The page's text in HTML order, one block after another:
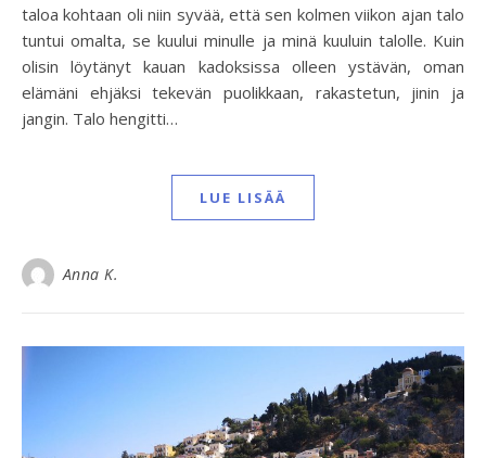
taloa kohtaan oli niin syvää, että sen kolmen viikon ajan talo
tuntui omalta, se kuului minulle ja minä kuuluin talolle. Kuin
olisin löytänyt kauan kadoksissa olleen ystävän, oman
elämäni ehjäksi tekevän puolikkaan, rakastetun, jinin ja
jangin. Talo hengitti…
LUE LISÄÄ
Anna K.